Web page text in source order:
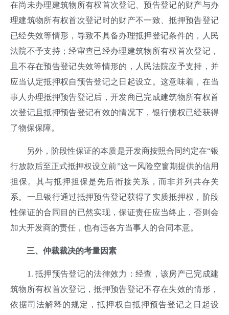
在尚未办理建筑物所有权首次登记、预告登记的财产与办
理建筑物所有权首次登记时的财产不一致、抵押预告登记
已经失效等情形，导致不具备办理抵押登记条件的，人民
法院不予支持；经审查已经办理建筑物所有权首次登记，
且不存在预告登记失效等情形的，人民法院应予支持，并
应当认定抵押权自预告登记之日起设立。这意味着，在当
事人办理抵押预告登记后，开发商已完成建筑物所有权首
次登记且抵押预告登记有效的情况下，银行债权已经获得
了物保保障。
另外，阶段性保证的本质是开发商按照合同约定在“银
行放款后至正式抵押权设立前”这一风险空窗期提供的信用
担保。其与抵押担保是先后衔接关系，而非并列共存关
系。一旦银行通过抵押预告登记获得了实质抵押权，阶段
性保证的合同目的已然实现，保证责任应当终止，否则会
加大开发商的责任，也有违各方当事人的合同本意。
三、 仲裁裁决的考量因素
1. 抵押预告登记的法律效力：经查，该房产已完成建
筑物所有权首次登记，抵押预告登记不存在失效的情形，
依据司法解释的规定，抵押权自抵押预告登记之日起设